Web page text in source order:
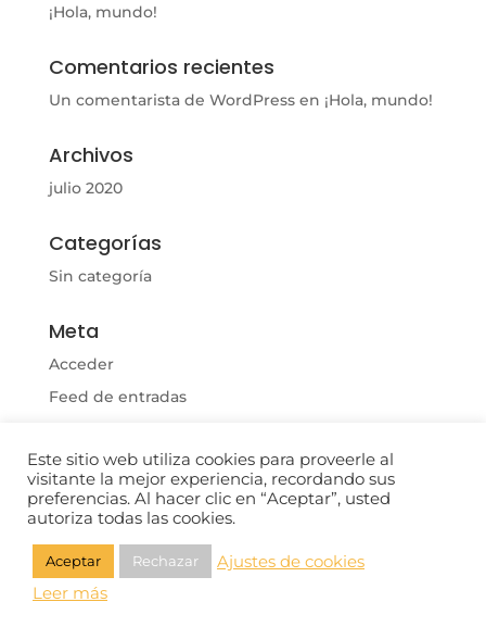
¡Hola, mundo!
Comentarios recientes
Un comentarista de WordPressen ¡Hola, mundo!
Archivos
julio 2020
Categorías
Sin categoría
Meta
Acceder
Feed de entradas
WordPress.org
</> iriartec | © 2022-2026 PROFAL AI SAS
Este sitio web utiliza cookies para proveerle al
visitante la mejor experiencia, recordando sus
preferencias. Al hacer clic en “Aceptar”, usted
autoriza todas las cookies.
Aceptar Rechazar
Ajustes de cookies
Leer más